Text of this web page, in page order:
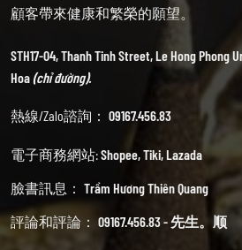
顧客帶來健康和繁榮的願望。
STH17-04, Thanh Tinh Street, Le Hong Phong
Hoa(chỉ đường).
熱線/Zalo諮詢： 09167.456.83
電子商務網站:Shopee,Tiki,Lazada
臉書訊息： Trầm Hương Thiên Quang
評論和評論： 09167.456.83 - 先生。顺